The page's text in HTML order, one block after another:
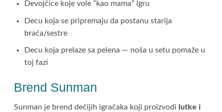
Devojčice koje vole “kao mama” igru
Decu koja se pripremaju da postanu starija
braća/sestre
Decu koja prelaze sa pelena — noša u setu pomaže u
toj fazi
Brend Sunman
Sunman je brend dečijih igračaka koji proizvodi
lutke i